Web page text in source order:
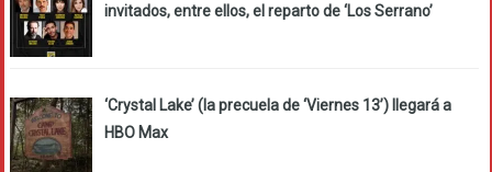
invitados, entre ellos, el reparto de ‘Los Serrano’
‘Crystal Lake’ (la precuela de ‘Viernes 13’) llegará a
HBO Max